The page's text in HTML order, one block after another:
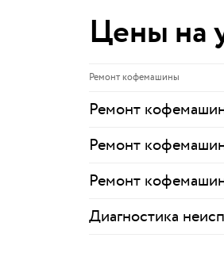
Цены на
Ремонт кофемашины
Ремонт
Ремонт
Ремонт
Диагностика